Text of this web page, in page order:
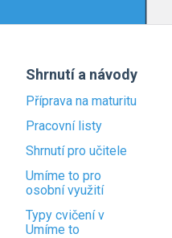
Shrnutí a návody
Příprava na maturitu
Pracovní listy
Shrnutí pro učitele
Umíme to pro
osobní využití
Typy cvičení v
Umíme to